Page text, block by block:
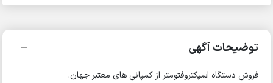
توضیحات آگهی
فروش دستگاه اسپکتروفتومتر از کمپانی های معتبر جهان.